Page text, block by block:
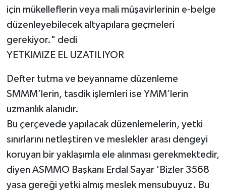
için mükelleflerin veya mali müşavirlerinin e-belge
düzenleyebilecek altyapılara geçmeleri
gerekiyor." dedi
YETKIMIZE EL UZATILIYOR
Defter tutma ve beyanname düzenleme
SMMM’lerin, tasdik işlemleri ise YMM’lerin
uzmanlık alanıdır.
Bu çerçevede yapılacak düzenlemelerin, yetki
sınırlarını netleştiren ve meslekler arası dengeyi
koruyan bir yaklaşımla ele alınması gerekmektedir,
diyen ASMMO Başkanı Erdal Sayar 'Bizler 3568
yasa gereği yetki almış meslek mensubuyuz. Bu